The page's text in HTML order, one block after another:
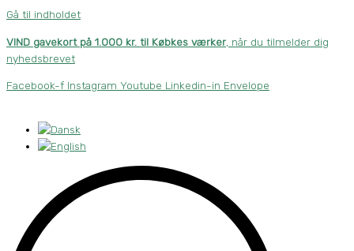
Gå til indholdet
VIND gavekort på 1.000 kr. til Købkes værker, når du tilmelder dig
nyhedsbrevet
Facebook-f Instagram Youtube Linkedin-in Envelope